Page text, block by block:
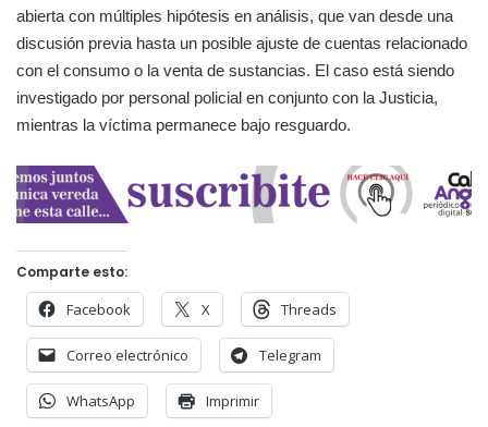
abierta con múltiples hipótesis en análisis, que van desde una
discusión previa hasta un posible ajuste de cuentas relacionado
con el consumo o la venta de sustancias. El caso está siendo
investigado por personal policial en conjunto con la Justicia,
mientras la víctima permanece bajo resguardo.
Comparte esto:
Facebook X Threads
Correo electrónico Telegram
WhatsApp Imprimir